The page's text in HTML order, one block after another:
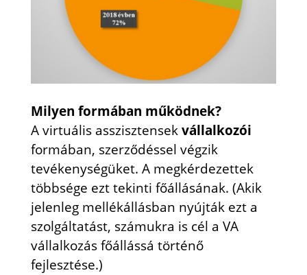
Milyen formában működnek?
A virtuális asszisztensekvállalkozói
formában, szerződéssel végzik
tevékenységüket. A megkérdezettek
többsége ezt tekinti főállásának. (Akik
jelenleg mellékállásban nyújták ezt a
szolgáltatást, számukra is cél a VA
vállalkozás főállássá történő
fejlesztése.)